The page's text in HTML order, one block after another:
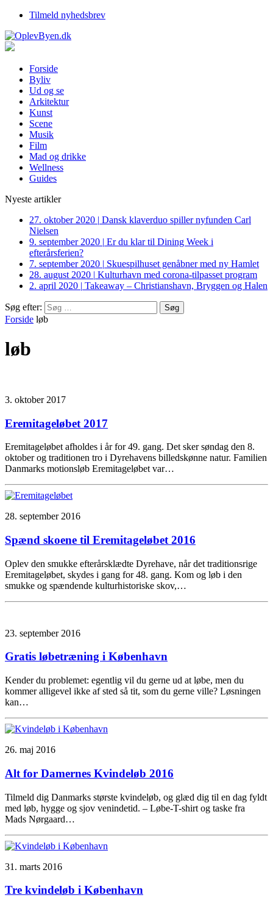
Tilmeld nyhedsbrev
Forside
Byliv
Ud og se
Arkitektur
Kunst
Scene
Musik
Film
Mad og drikke
Wellness
Guides
Nyeste artikler
27. oktober 2020 | Dansk klaverduo spiller nyfunden Carl
Nielsen
9. september 2020 | Er du klar til Dining Week i
efterårsferien?
7. september 2020 | Skuespilhuset genåbner med ny Hamlet
28. august 2020 | Kulturhavn med corona-tilpasset program
2. april 2020 | Takeaway – Christianshavn, Bryggen og Halen
Søg efter:
Forside løb
løb
3. oktober 2017
Eremitageløbet 2017
Eremitageløbet afholdes i år for 49. gang. Det sker søndag den 8.
oktober og traditionen tro i Dyrehavens billedskønne natur. Familien
Danmarks motionsløb Eremitageløbet var…
28. september 2016
Spænd skoene til Eremitageløbet 2016
Oplev den smukke efterårsklædte Dyrehave, når det traditionsrige
Eremitageløbet, skydes i gang for 48. gang. Kom og løb i den
smukke og spændende kulturhistoriske skov,…
23. september 2016
Gratis løbetræning i København
Kender du problemet: egentlig vil du gerne ud at løbe, men du
kommer alligevel ikke af sted så tit, som du gerne ville? Løsningen
kan…
26. maj 2016
Alt for Damernes Kvindeløb 2016
Tilmeld dig Danmarks største kvindeløb, og glæd dig til en dag fyldt
med løb, hygge og sjov venindetid. – Løbe-T-shirt og taske fra
Mads Nørgaard…
31. marts 2016
Tre kvindeløb i København